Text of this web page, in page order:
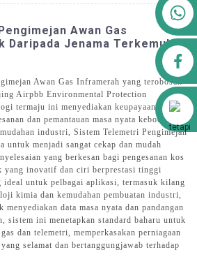
+8613911556761
Alibaba
Awan Gas
Daripada Jenama Terkemuka
Awan Gas Inframerah yang terobosan
Airpbb Environmental Protection
termaju ini menyediakan keupayaan yang
dan pemantauan masa nyata kebocoran
industri, Sistem Telemetri Pengimejan
untuk menjadi sangat cekap dan mudah
yang berkesan bagi pengesanan kos
yang inovatif dan ciri berprestasi tinggi
ideal untuk pelbagai aplikasi, termasuk kilang
kimia dan kemudahan pembuatan industri,
menyediakan data masa nyata dan pandangan
sistem ini menetapkan standard baharu untuk
dan telemetri, memperkasakan perniagaan
selamat dan bertanggungjawab terhadap